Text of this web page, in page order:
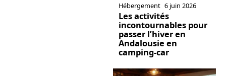
Hébergement 6 juin 2026
Les activités
incontournables pour
passer l’hiver en
Andalousie en
camping-car